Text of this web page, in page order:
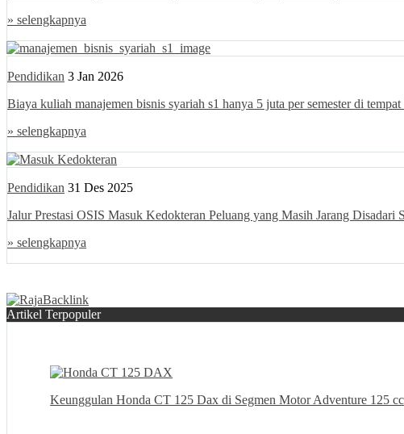
» selengkapnya
Pendidikan 3 Jan 2026
Biaya kuliah manajemen bisnis syariah s1 hanya 5 juta per semester di
» selengkapnya
Pendidikan 31 Des 2025
Jalur Prestasi OSIS Masuk Kedokteran Peluang yang Masih Jarang Disadari
» selengkapnya
Artikel Terpopuler
Keunggulan Honda CT 125 Dax di Segmen Motor Adventure 125 cc